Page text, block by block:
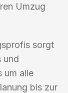
Umzug
sorgt
und
um alle
bis zur